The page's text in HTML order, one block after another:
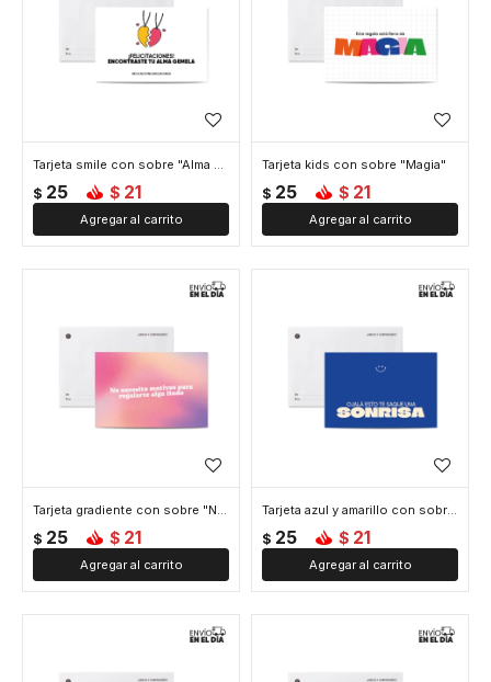
Tarjeta smile con sobre "Alma gemela"
$ 25 $ 21
Tarjeta kids con sobre "Magia"
$ 25 $ 21
Tarjeta gradiente con sobre "No necesito motivos"
$ 25 $ 21
Tarjeta azul y amarillo con sobre "Sonrisa"
$ 25 $ 21